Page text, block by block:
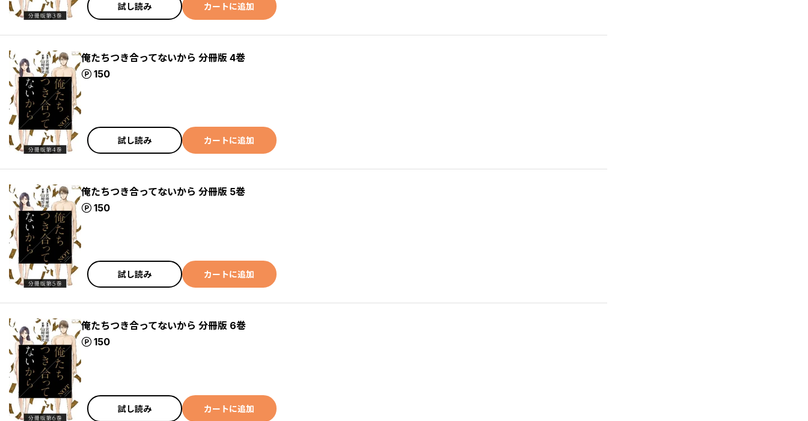
試し読み カートに追加
俺たちつき合ってないから 分冊版 4巻
150
ポイント
試し読み カートに追加
俺たちつき合ってないから 分冊版 5巻
150
ポイント
試し読み カートに追加
俺たちつき合ってないから 分冊版 6巻
150
ポイント
試し読み カートに追加